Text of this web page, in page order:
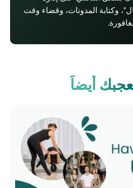
وكتابة المدونات، وقضاء وقت
أيضاً